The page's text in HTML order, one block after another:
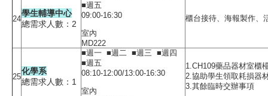
24
學生輔導中心
總需求人數：2
■週五
09:00-16:30
室內
MD222
櫃台接待、海報製作、
25
化學系
總需求人數：1
■週一 ■週二 ■週三 ■週四
■週五
08:10-12:00/13:00-16:30
室內
1.CH109藥品器材室櫃
2.協助學生領取耗損器
3.其餘臨時交辦事項